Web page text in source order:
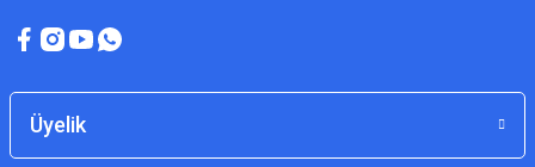
Üyelik